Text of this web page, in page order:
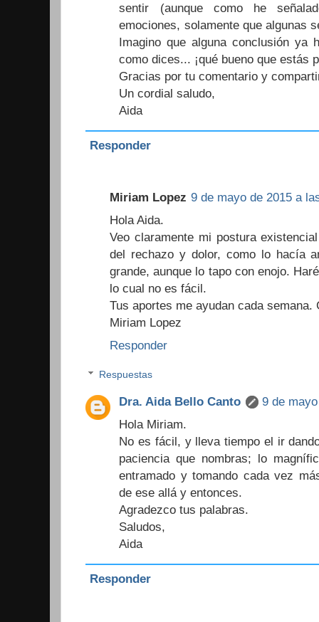
sentir (aunque como he
emociones, solamente que algunas
Imagino que alguna conclusión ya
como dices... ¡qué bueno que estás
Gracias por tu comentario y
Un cordial saludo,
Aida
Responder
Miriam Lopez 9 de mayo de 2015 a
Hola Aida.
Veo claramente mi postura
del rechazo y dolor, como lo hacía
grande, aunque lo tapo con enojo.
lo cual no es fácil.
Tus aportes me ayudan cada semana.
Miriam Lopez
Responder
Respuestas
Dra. Aida Bello Canto
9 de
Hola Miriam.
No es fácil, y lleva tiempo el ir
paciencia que nombras; lo
entramado y tomando cada vez
de ese allá y entonces.
Agradezco tus palabras.
Saludos,
Aida
Responder